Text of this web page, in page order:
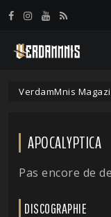
VerdamMnis
APOCALYPTICA
Pas encore de
DISCOGRAPHIE
Panneau de gestion